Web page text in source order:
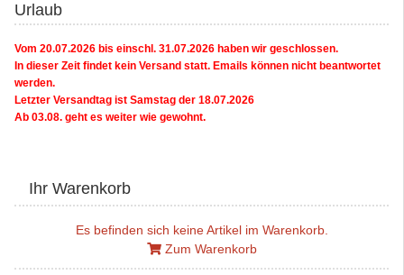
Urlaub
Vom 20.07.2026 bis einschl. 31.07.2026 haben wir geschlossen.
In dieser Zeit findet kein Versand statt. Emails können nicht beantwortet
werden.
Letzter Versandtag ist Samstag der 18.07.2026
Ab 03.08. geht es weiter wie gewohnt.
Ihr Warenkorb
Es befinden sich keine Artikel im Warenkorb.
Zum Warenkorb